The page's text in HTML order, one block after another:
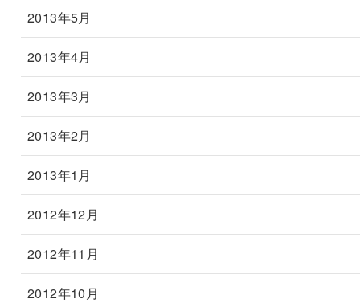
2013年5月
2013年4月
2013年3月
2013年2月
2013年1月
2012年12月
2012年11月
2012年10月